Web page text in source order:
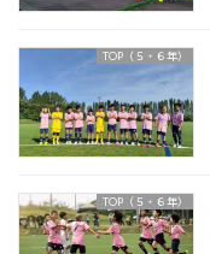
TOP（５・６年）
TOP（５・６年）